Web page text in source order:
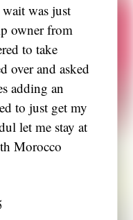
was just
owner from
to take
over and asked
adding an
to just get my
let me stay at
Morocco